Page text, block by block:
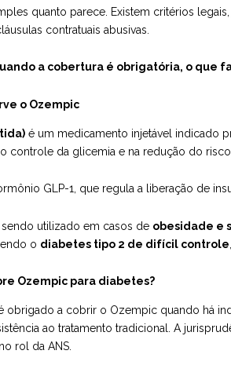
quanto parece. Existem critérios
contratuais abusivas.
a cobertura é obrigatória, o que
o Ozempic
é um medicamento injetável indicado
controle da glicemia e na redução do
GLP-1, que regula a liberação de
utilizado em casos de obesidade e
o diabetes tipo 2 de difícil controle
Ozempic para diabetes?
obrigado a cobrir o Ozempic quando há
ao tratamento tradicional. A
rol da ANS.